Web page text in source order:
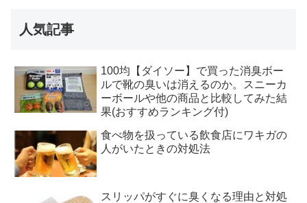
人気記事
100均【ダイソー】で買った消臭ボー
ルで靴の臭いは消えるのか。スニーカ
ーボールや他の商品と比較してみた結
果(おすすめランキング付)
食べ物を扱っている飲食店にワキガの
人がいたときの対処法
スリッパがすぐに臭くなる理由と対処